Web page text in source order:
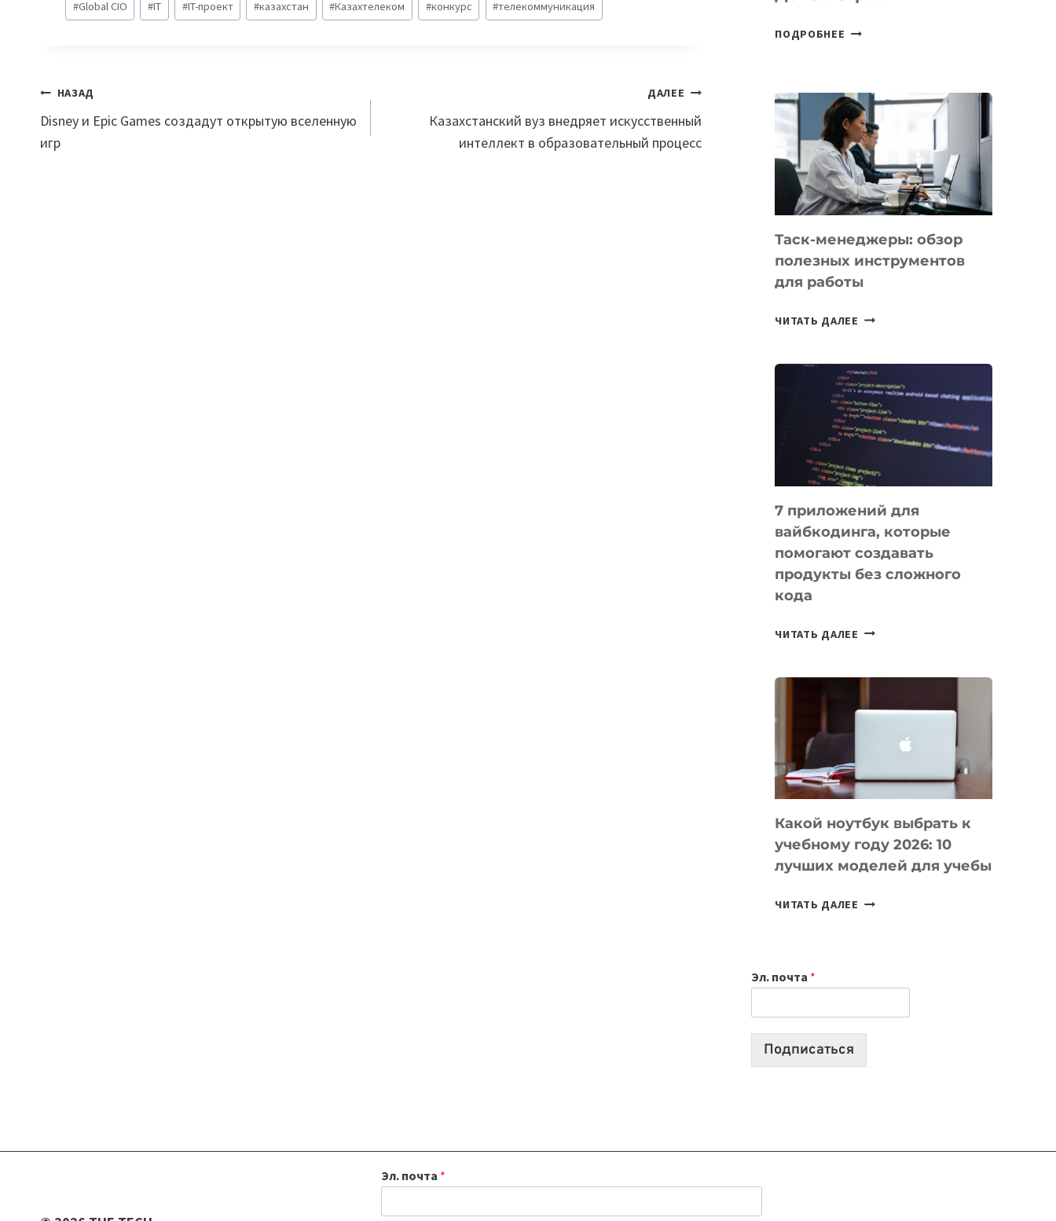
записи:
#Global CIO #IT #IT-проект #казахстан #Казахтелеком #конкурс #телекоммуникация
Навигация
по
НАЗАД
Disney и Epic Games создадут открытую вселенную
игр
ДАЛЕЕ
Казахстанский вуз внедряет искусственный
интеллект в образовательный процесс
ПОДРОБНЕЕ ГЕОГРАФИЯ
PARK
UZBEKISTAN
РАСШИРИЛАСЬ
ДО
102
СТРАН
Таск-менеджеры: обзор
полезных инструментов
для работы
ЧИТАТЬ ДАЛЕЕ ТАСК-
ПОЛЕЗНЫХ
ИНСТРУМЕНТОВ
ДЛЯ
РАБОТЫ
7 приложений для
вайбкодинга, которые
помогают создавать
продукты без сложного
кода
ЧИТАТЬ ДАЛЕЕ
КОТОРЫЕ
СОЗДАВАТЬ
БЕЗ
КОДА
Какой ноутбук выбрать к
учебному году 2026: 10
лучших моделей для учебы
ЧИТАТЬ ДАЛЕЕ КАКОЙ
2026:
10
Эл. почта *
Подписаться
Эл. почта *